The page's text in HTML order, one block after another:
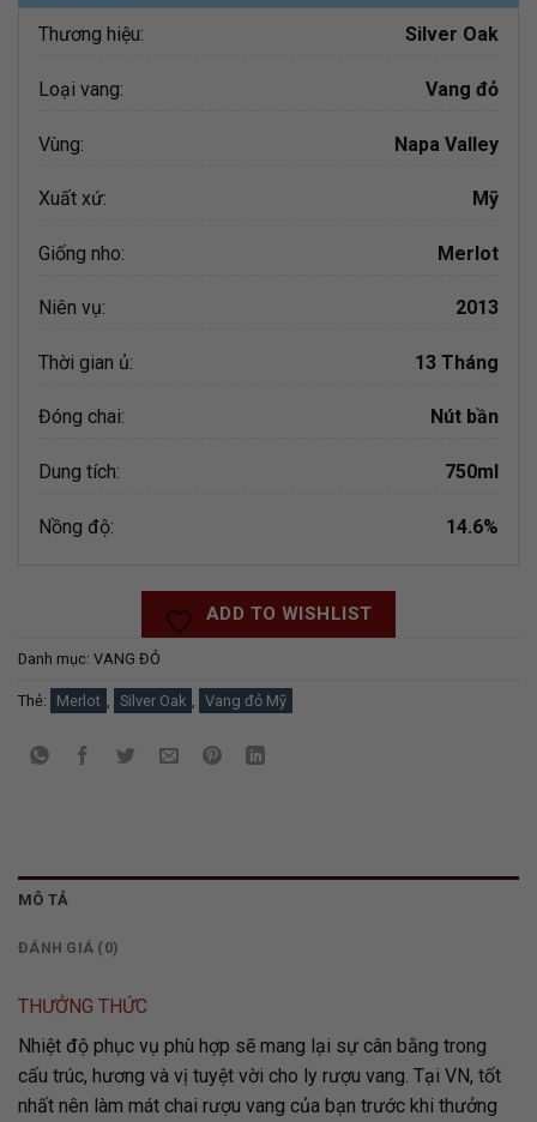
Thương hiệu: Silver Oak
Loại vang: Vang đỏ
Vùng: Napa Valley
Xuất xứ: Mỹ
Giống nho: Merlot
Niên vụ: 2013
Thời gian ủ: 13 Tháng
Đóng chai: Nút bần
Dung tích: 750ml
Nồng độ: 14.6%
ADD TO WISHLIST
Danh mục: VANG ĐỎ
Thẻ: Merlot Silver Oak Vang đỏ Mỹ
MÔ TẢ
ĐÁNH GIÁ (0)
THƯỞNG THỨC
Nhiệt độ phục vụ phù hợp sẽ mang lại sự cân bằng trong
cấu trúc, hương và vị tuyệt vời cho ly rượu vang. Tại VN, tốt
nhất nên làm mát chai rượu vang của bạn trước khi thưởng